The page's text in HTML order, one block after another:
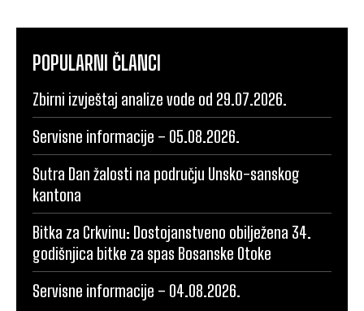
POPULARNI ČLANCI
Zbirni izvještaj analize vode od 29.07.2026.
Servisne informacije – 05.08.2026.
Sutra Dan žalosti na području Unsko-sanskog
kantona
Bitka za Crkvinu: Dostojanstveno obilježena 34.
godišnjica bitke za spas Bosanske Otoke
Servisne informacije – 04.08.2026.